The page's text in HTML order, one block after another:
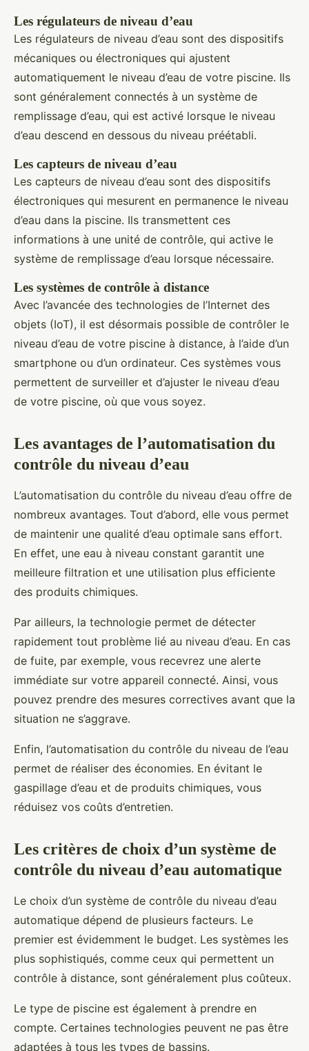
Les régulateurs de niveau d’eau
Les régulateurs de niveau d’eau sont des dispositifs
mécaniques ou électroniques qui ajustent
automatiquement le niveau d’eau de votre piscine. Ils
sont généralement connectés à un système de
remplissage d’eau, qui est activé lorsque le niveau
d’eau descend en dessous du niveau préétabli.
Les capteurs de niveau d’eau
Les capteurs de niveau d’eau sont des dispositifs
électroniques qui mesurent en permanence le niveau
d’eau dans la piscine. Ils transmettent ces
informations à une unité de contrôle, qui active le
système de remplissage d’eau lorsque nécessaire.
Les systèmes de contrôle à distance
Avec l’avancée des technologies de l’Internet des
objets (IoT), il est désormais possible de contrôler le
niveau d’eau de votre piscine à distance, à l’aide d’un
smartphone ou d’un ordinateur. Ces systèmes vous
permettent de surveiller et d’ajuster le niveau d’eau
de votre piscine, où que vous soyez.
Les avantages de l’automatisation du
contrôle du niveau d’eau
L’automatisation du contrôle du niveau d’eau offre de
nombreux avantages. Tout d’abord, elle vous permet
de maintenir une qualité d’eau optimale sans effort.
En effet, une eau à niveau constant garantit une
meilleure filtration et une utilisation plus efficiente
des produits chimiques.
Par ailleurs, la technologie permet de détecter
rapidement tout problème lié au niveau d’eau. En cas
de fuite, par exemple, vous recevrez une alerte
immédiate sur votre appareil connecté. Ainsi, vous
pouvez prendre des mesures correctives avant que la
situation ne s’aggrave.
Enfin, l’automatisation du contrôle du niveau de l’eau
permet de réaliser des économies. En évitant le
gaspillage d’eau et de produits chimiques, vous
réduisez vos coûts d’entretien.
Les critères de choix d’un système de
contrôle du niveau d’eau automatique
Le choix d’un système de contrôle du niveau d’eau
automatique dépend de plusieurs facteurs. Le
premier est évidemment le budget. Les systèmes les
plus sophistiqués, comme ceux qui permettent un
contrôle à distance, sont généralement plus coûteux.
Le type de piscine est également à prendre en
compte. Certaines technologies peuvent ne pas être
adaptées à tous les types de bassins.